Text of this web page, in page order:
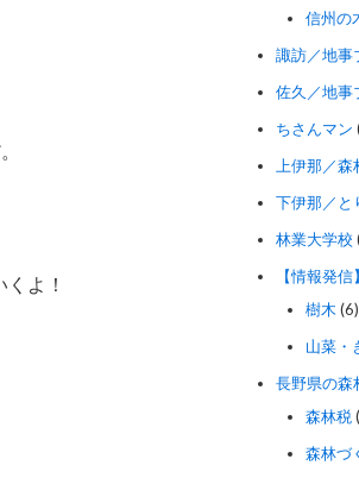
よ！
信州の
諏訪／地事
佐久／地事
ちさんマン
上伊那／森
下伊那／と
林業大学校
【情報発
樹木 (6)
山菜・
長野県の森
森林税
森林づ